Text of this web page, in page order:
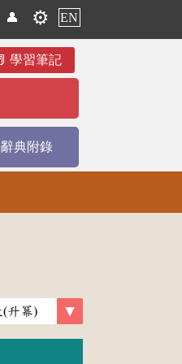
👤 ⚙️ EN
學習筆記
辭典附錄